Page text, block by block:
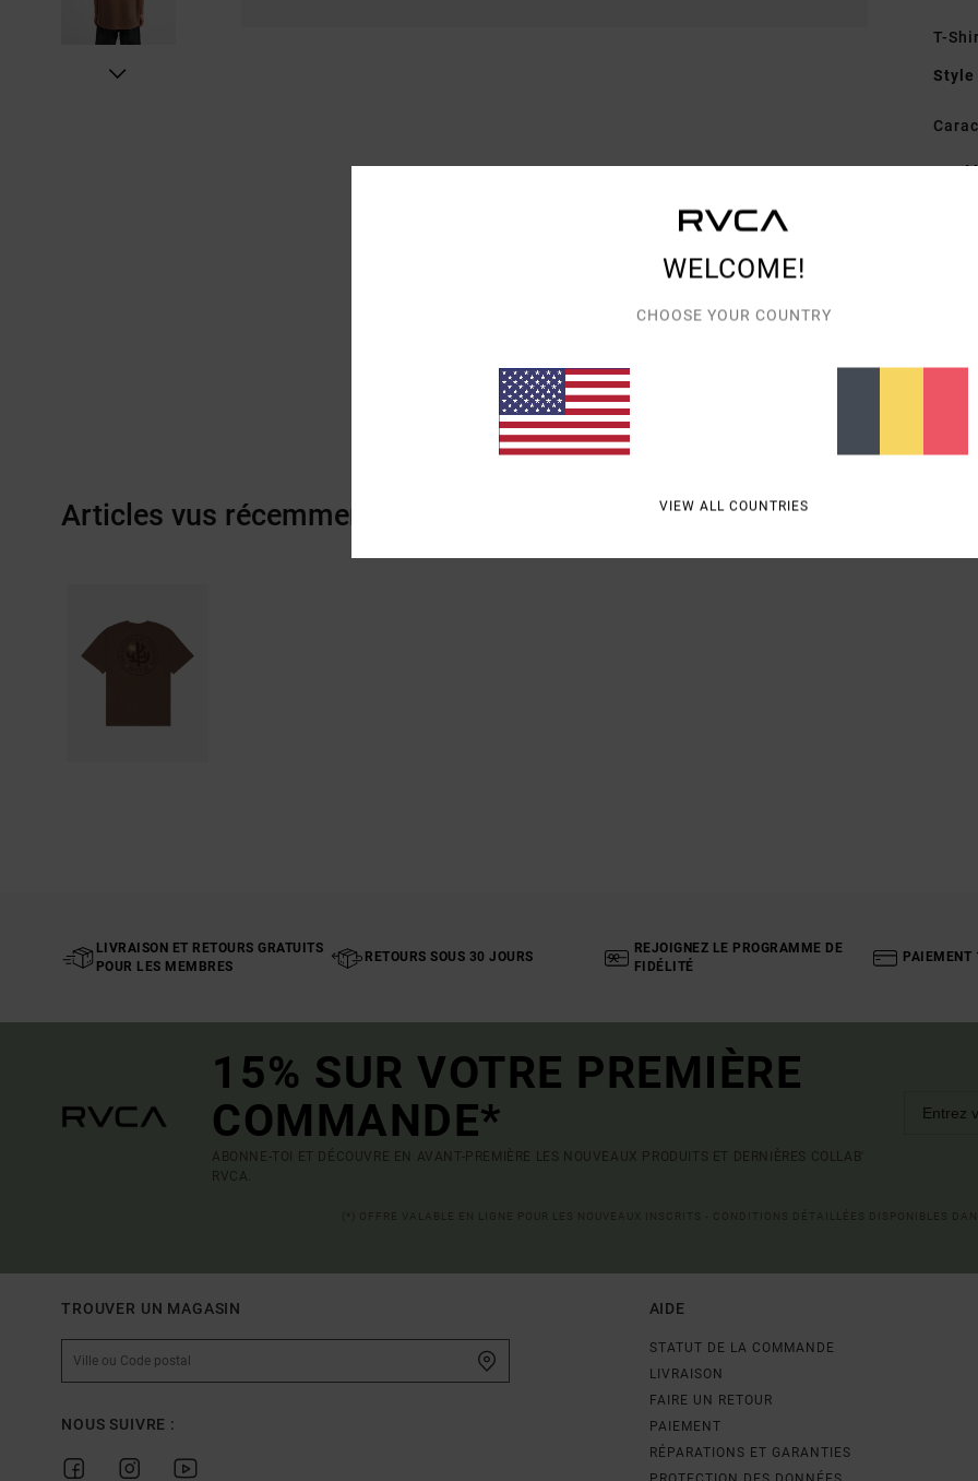
T-
Style
Articles vus récemment
LIVRAISON ET RETOURS GRATUITS
POUR LES MEMBRES
RETOURS SOUS 30 JOURS
REJOIGNEZ LE PROGRAMME DE
FIDÉLITÉ
PAIEMENT
15% SUR VOTRE PREMIÈRE
COMMANDE*
ABONNE-TOI ET DÉCOUVRE EN AVANT-PREMIÈRE LES NOUVEAUX PRODUITS ET DERNIÈRES COLLAB'
RVCA.
TROUVER UN MAGASIN
NOUS SUIVRE :
AIDE
STATUT DE LA COMMANDE
LIVRAISON
FAIRE UN RETOUR
PAIEMENT
RÉPARATIONS ET GARANTIES
WELCOME!
CHOOSE YOUR COUNTRY
VIEW ALL COUNTRIES